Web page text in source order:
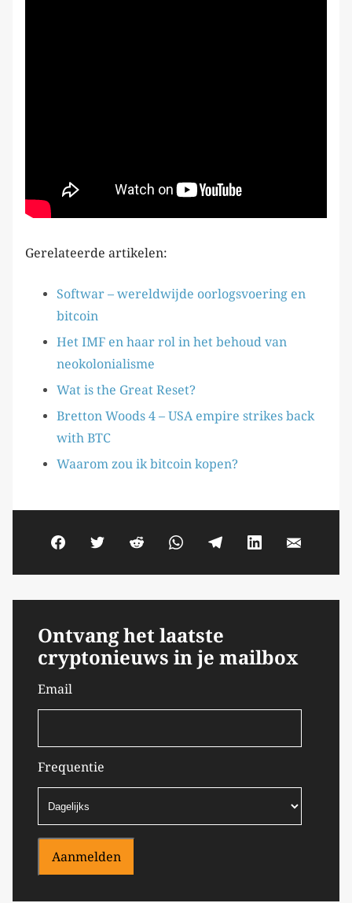
Gerelateerde artikelen:
Softwar – wereldwijde oorlogsvoering en
bitcoin
Het IMF en haar rol in het behoud van
neokolonialisme
Wat is the Great Reset?
Bretton Woods 4 – USA empire strikes back
with BTC
Waarom zou ik bitcoin kopen?
Ontvang het laatste
cryptonieuws in je mailbox
Email
Frequentie
Aanmelden